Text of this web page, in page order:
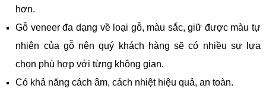
hơn.
Gỗ veneer đa dạng về loại gỗ, màu sắc, giữ được màu tự
nhiên của gỗ nên quý khách hàng sẽ có nhiều sự lựa
chọn phù hợp với từng không gian.
Có khả năng cách âm, cách nhiệt hiệu quả, an toàn.